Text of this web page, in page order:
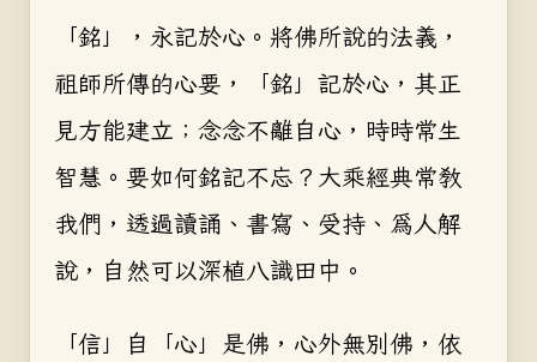
「銘」，永記於心。將佛所說的法義，
祖師所傳的心要，「銘」記於心，其正
見方能建立；念念不離自心，時時常生
智慧。要如何銘記不忘？大乘經典常教
我們，透過讀誦、書寫、受持、為人解
說，自然可以深植八識田中。
「信」自「心」是佛，心外無別佛，依